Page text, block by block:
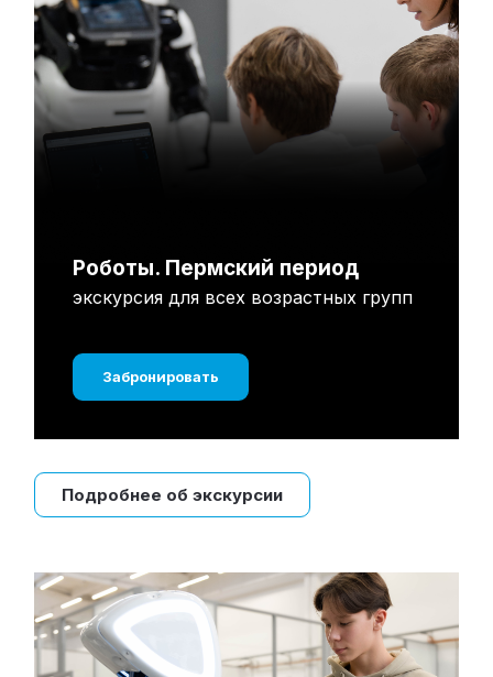
Роботы. Пермский период
экскурсия для всех возрастных групп
Забронировать
Подробнее об экскурсии